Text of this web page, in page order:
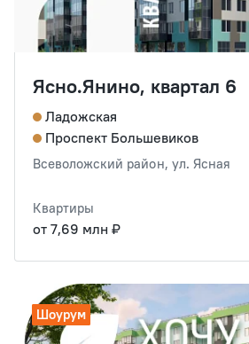
Ясно.Янино, квартал 6
Ладожская
Проспект Большевиков
Всеволожский район, ул. Ясная
Квартиры
от 7,69 млн ₽
Шоурум